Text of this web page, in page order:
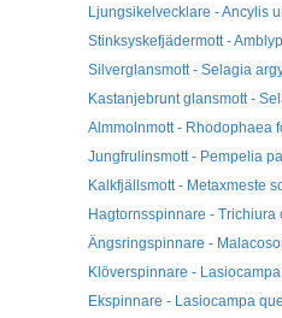
Ljungsikelvecklare - Ancylis
Stinksyskefjädermott -
Silverglansmott - Selagia
Kastanjebrunt glansmott -
Almmolnmott - Rhodophaea
Jungfrulinsmott - Pempelia
Kalkfjällsmott - Metaxmeste
Hagtornsspinnare - Trichiura
Ängsringspinnare -
Klöverspinnare -
Ekspinnare - Lasiocampa